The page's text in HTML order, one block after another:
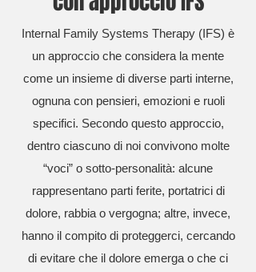
Internal Family Systems Therapy (IFS) è
un approccio che considera la mente
come un insieme di diverse parti interne,
ognuna con pensieri, emozioni e ruoli
specifici. Secondo questo approccio,
dentro ciascuno di noi convivono molte
“voci” o sotto-personalità: alcune
rappresentano parti ferite, portatrici di
dolore, rabbia o vergogna; altre, invece,
hanno il compito di proteggerci, cercando
di evitare che il dolore emerga o che ci